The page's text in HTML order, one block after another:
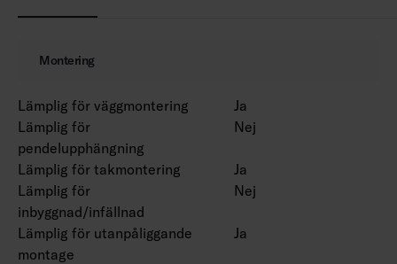
efter projektets behov. Även bollskyddsnät och
upphängningssatser på begäran.
Montering
Lämplig för väggmontering
Ja
Lämplig för
pendelupphängning
Nej
Lämplig för takmontering
Ja
Lämplig för
inbyggnad/infällnad
Nej
Lämplig för utanpåliggande
montage
Ja